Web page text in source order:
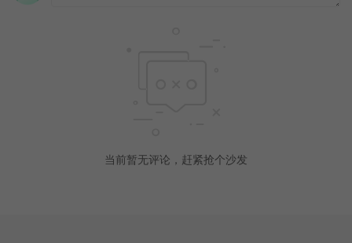
当前暂无评论，赶紧抢个沙发